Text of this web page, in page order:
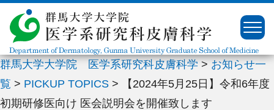
群馬大学大学院 医学系研究科皮膚科学 > お知らせ一
覧 > PICKUP TOPICS >
【2024年5月25日】令和6年度
初期研修医向け 医会説明会を開催致します